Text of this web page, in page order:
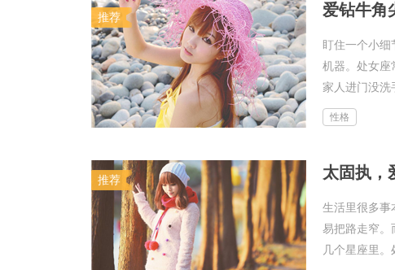
推荐 爱钻牛角
盯住一个小
机器。处女座
家人进门没洗
性格
推荐 太固执，
生活里很多事
易把路走窄。
几个星座里。